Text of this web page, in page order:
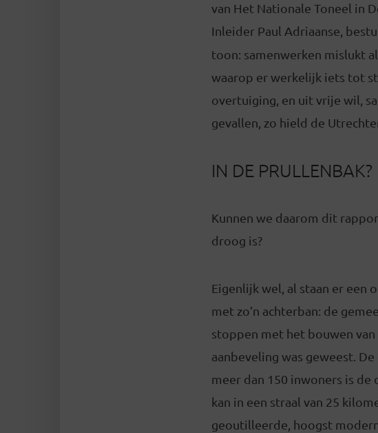
van Het Nationale Toneel in
Inleider Paul Adriaanse,
toon: samenwerken mislukt
waarop er werkelijk iets tot
overtuiging, en uit vrije wil,
gevallen, zo hield de
IN DE PRULLENBAK?
Kunnen we daarom dit
droog is?
Eigenlijk wel, al staan er een
met zo’n achterban: de
stoppen met het bouwen
aanbeveling was geweest.
meer dan 150 inwoners is
kan in een straal van 25
geoutilleerde, hoogst